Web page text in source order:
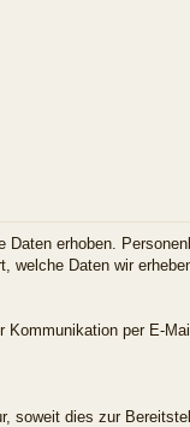
erhoben.
Daten wir
per E-
soweit dies zur